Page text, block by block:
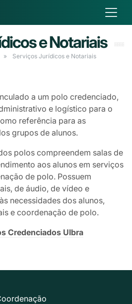
e Notariais
Serviços Jurídicos e Notariais
a um polo credenciado,
e logístico para o
referência para as
grupos de alunos.
polos compreendem salas de
aos alunos em serviços
de polo. Possuem
de áudio, de vídeo e
necessidades dos alunos,
e coordenação de polo.
Credenciados Ulbra